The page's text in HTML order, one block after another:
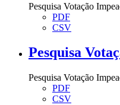
Pesquisa Votação
PDF
CSV
Pesquisa
Pesquisa Votação
PDF
CSV